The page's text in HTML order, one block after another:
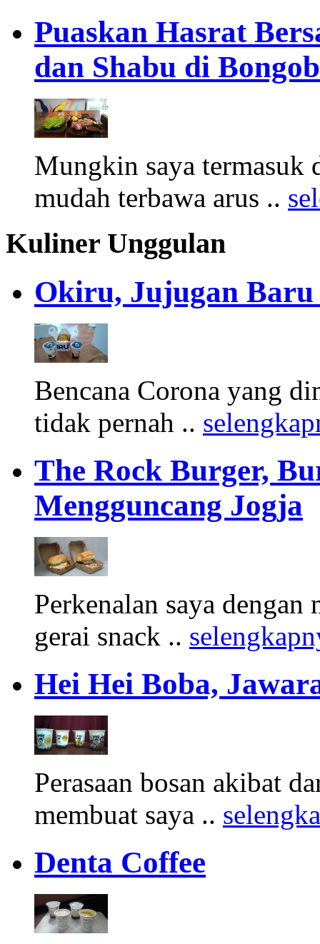
Puaskan Hasrat
dan Shabu di
Mungkin saya termasuk
mudah terbawa arus ..
Kuliner Unggulan
Okiru, Jujugan Baru
Bencana Corona yang
tidak pernah ..
The Rock Burger,
Mengguncang Jogja
Perkenalan saya
gerai snack ..
Hei Hei Boba,
Perasaan bosan akibat
membuat saya ..
Denta Coffee